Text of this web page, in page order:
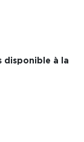
disponible à la